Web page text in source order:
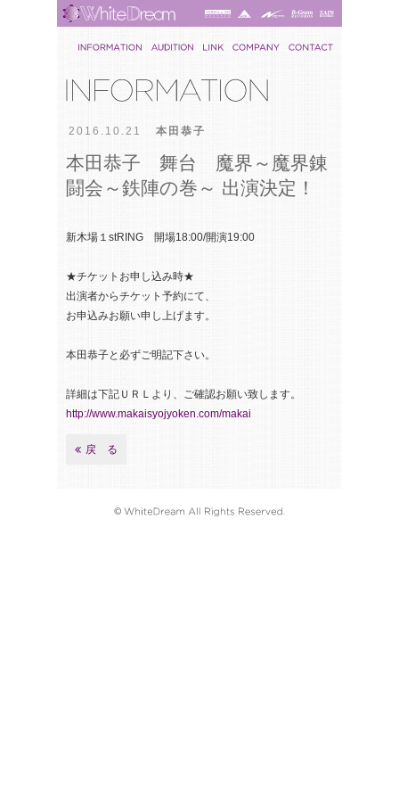
2016.10.21 本田恭子
本田恭子 舞台 魔界～魔界錬
闘会～鉄陣の巻～ 出演決定！
新木場１stRING 開場18:00/開演19:00
★チケットお申し込み時★
出演者からチケット予約にて、
お申込みお願い申し上げます。
本田恭子と必ずご明記下さい。
詳細は下記ＵＲＬより、ご確認お願い致します。
http://www.makaisyojyoken.com/makai
戻 る